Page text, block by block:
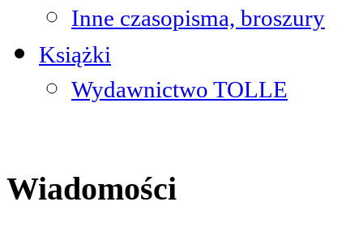
Inne czasopisma, broszury
Książki
Wydawnictwo TOLLE
Wiadomości